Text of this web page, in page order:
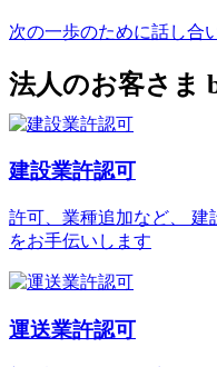
次の一歩のために話し合
法人のお客さま
建設業許認可
許可、業種追加など、
をお手伝いします
運送業許認可